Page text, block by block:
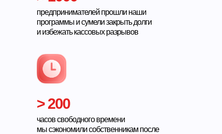
предпринимателей прошли наши
программы и сумели закрыть долги
и избежать кассовых разрывов
часов свободного времени
мы сэкономили собственникам после
> 200